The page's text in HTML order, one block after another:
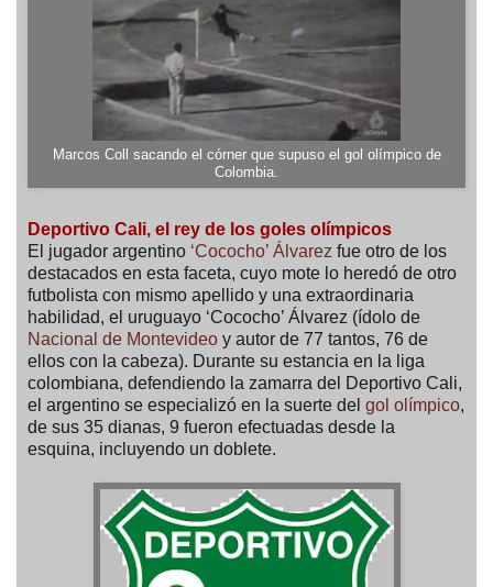
Marcos Coll sacando el córner que supuso el gol olímpico de
Colombia.
Deportivo Cali, el rey de los goles olímpicos
El jugador argentino ‘Cococho’ Álvarez fue otro de los
destacados en esta faceta, cuyo mote lo heredó de otro
futbolista con mismo apellido y una extraordinaria
habilidad, el uruguayo ‘Cococho’ Álvarez (ídolo de
Nacional de Montevideo y autor de 77 tantos, 76 de
ellos con la cabeza). Durante su estancia en la liga
colombiana, defendiendo la zamarra del Deportivo Cali,
el argentino se especializó en la suerte del gol olímpico,
de sus 35 dianas, 9 fueron efectuadas desde la
esquina, incluyendo un doblete.